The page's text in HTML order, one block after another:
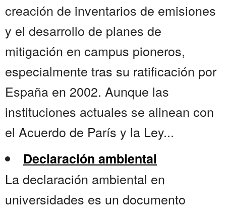
creación de inventarios de emisiones
y el desarrollo de planes de
mitigación en campus pioneros,
especialmente tras su ratificación por
España en 2002. Aunque las
instituciones actuales se alinean con
el Acuerdo de París y la Ley...
Declaración ambiental
La declaración ambiental en
universidades es un documento